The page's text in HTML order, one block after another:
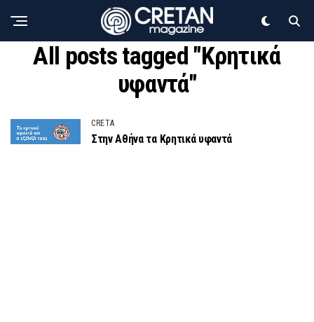
All posts tagged "Κρητικά
υφαντά"
CRETA
Στην Αθήνα τα Κρητικά υφαντά